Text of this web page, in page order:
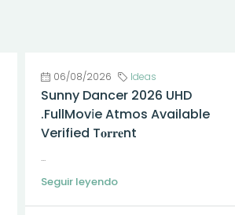
06/08/2026 Ideas
Sunny Dancer 2026 UHD
.FullMov𝗂e Atmos Available
Verified T𝐨𝐫𝐫𝐞nt
...
Seguir leyendo